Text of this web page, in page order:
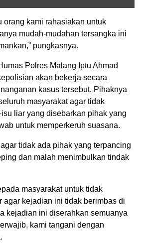
orang kami rahasiakan untuk
mudah-mudahan tersangka ini
pungkasnya.
Polres Malang Iptu Ahmad
akan bekerja secara
kasus tersebut. Pihaknya
masyarakat agar tidak
liar yang disebarkan pihak yang
untuk memperkeruh suasana.
tidak ada pihak yang terpancing
dan malah menimbulkan tindak
masyarakat untuk tidak
agar kejadian ini tidak berimbas di
kejadian ini diserahkan semuanya
kami tangani dengan